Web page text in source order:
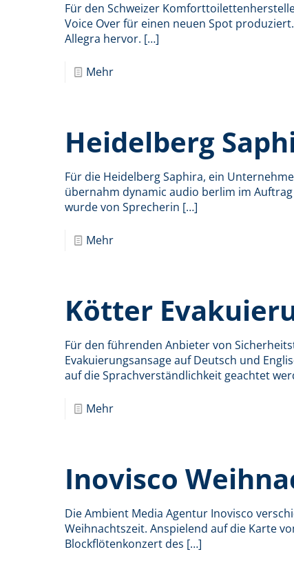
Für den Schweizer
Voice Over für einen neuen Spot
Allegra hervor. […]
Mehr
Heidelberg
Für die Heidelberg Saphira, ein
übernahm dynamic audio berlim im
wurde von Sprecherin […]
Mehr
Kötter
Für den führenden Anbieter von
Evakuierungsansage auf Deutsch und
auf die Sprachverständlichkeit geachtet
Mehr
Inovisco
Die Ambient Media Agentur Inovisco
Weihnachtszeit. Anspielend auf die Karte
Blockflötenkonzert des […]